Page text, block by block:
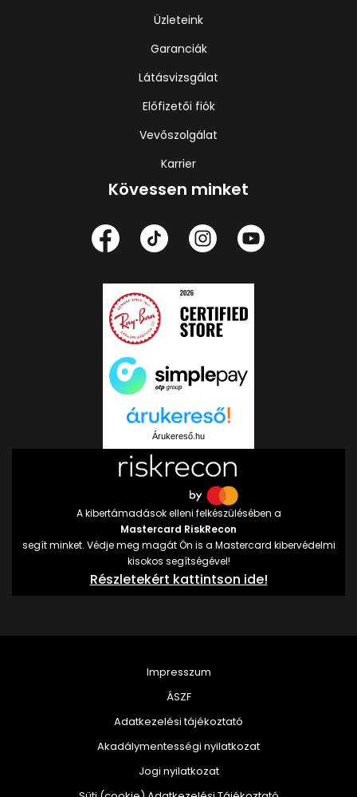
Üzleteink
Garanciák
Látásvizsgálat
Előfizetői fiók
Vevőszolgálat
Karrier
Kövessen minket
Árukereső.hu
A kibertámadások elleni felkészülésében a
Mastercard RiskRecon
segít minket. Védje meg magát Ön is a Mastercard kibervédelmi
kisokos segítségével!
Részletekért kattintson ide!
Impresszum
ÁSZF
Adatkezelési tájékoztató
Akadálymentességi nyilatkozat
Jogi nyilatkozat